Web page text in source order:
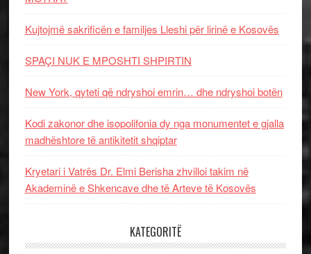
Kujtojmë sakrificën e familjes Lleshi për lirinë e Kosovës
SPAÇI NUK E MPOSHTI SHPIRTIN
New York, qyteti që ndryshoi emrin… dhe ndryshoi botën
Kodi zakonor dhe isopolifonia dy nga monumentet e gjalla
madhështore të antikitetit shqiptar
Kryetari i Vatrës Dr. Elmi Berisha zhvilloi takim në
Akademinë e Shkencave dhe të Arteve të Kosovës
KATEGORITË